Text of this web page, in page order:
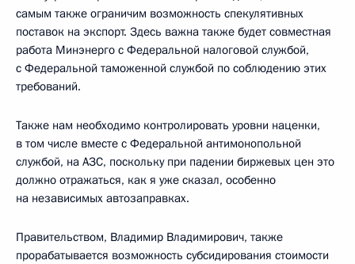
самым также ограничим возможность спекулятивных
поставок на экспорт. Здесь важна также будет совместная
работа Минэнерго с Федеральной налоговой службой,
с Федеральной таможенной службой по соблюдению этих
требований.
Также нам необходимо контролировать уровни наценки,
в том числе вместе с Федеральной антимонопольной
службой, на АЗС, поскольку при падении биржевых цен это
должно отражаться, как я уже сказал, особенно
на независимых автозаправках.
Правительством, Владимир Владимирович, также
прорабатывается возможность субсидирования стоимости